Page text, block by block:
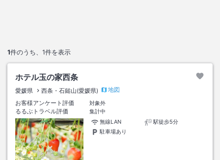
1件のうち、 1件を表示
ホテル玉の家西条
愛媛県 西条・石鎚山(愛媛県)
地図
お客様アンケート評価
対象外
るるぶトラベル評価
集計中
無線LAN
駅徒歩5分
駐車場あり